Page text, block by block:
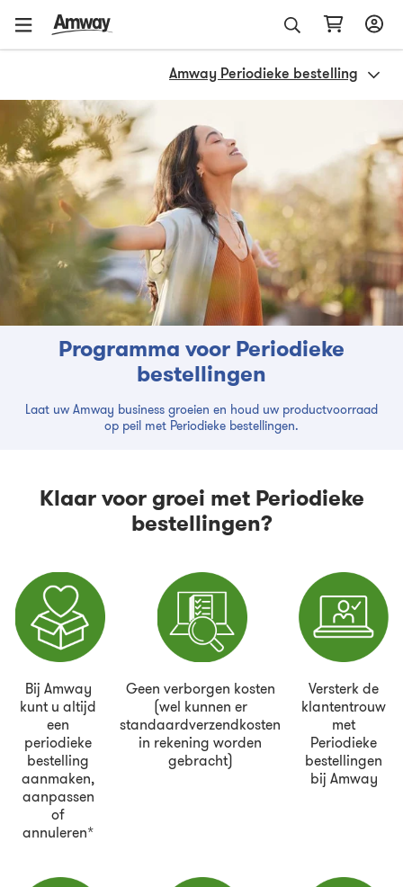
Amway Periodieke bestelling
Programma voor Periodieke
bestellingen
Laat uw Amway business groeien en houd uw productvoorraad
op peil met Periodieke bestellingen.
Klaar voor groei met Periodieke
bestellingen?
Bij Amway
kunt u altijd
een
periodieke
bestelling
aanmaken,
aanpassen
of
annuleren*
Geen verborgen kosten
(wel kunnen er
standaardverzendkosten
in rekening worden
gebracht)
Versterk de
klantentrouw
met
Periodieke
bestellingen
bij Amway